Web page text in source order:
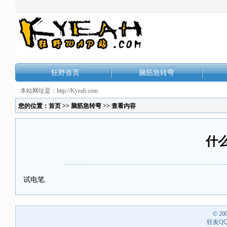
狂野首页 脑筋急转弯
本站网址是：http://Kyeah.com
您的位置： 首页 >> 脑筋急转弯 >> 查看内容
什
试电笔.
©
狂友